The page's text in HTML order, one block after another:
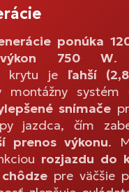
ponúka
750 W.
krytu je ľahší
montážny systém
snímače
jazdca, čím
prenos výkonu.
rozjazdu do
pre väčšie